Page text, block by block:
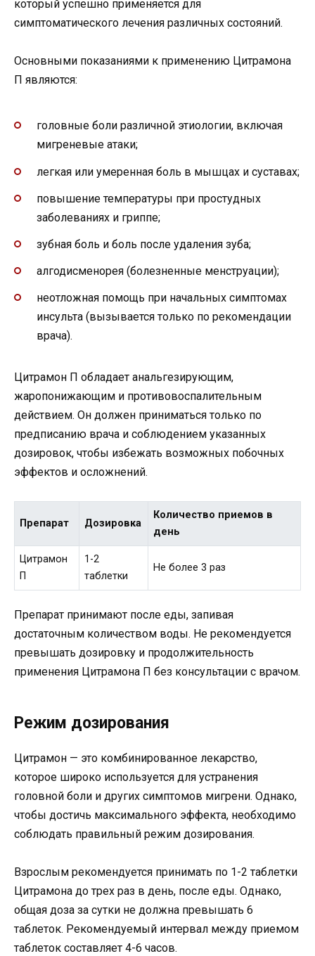
который успешно применяется для
симптоматического лечения различных состояний.
Основными показаниями к применению Цитрамона
П являются:
головные боли различной этиологии, включая
мигреневые атаки;
легкая или умеренная боль в мышцах и суставах;
повышение температуры при простудных
заболеваниях и гриппе;
зубная боль и боль после удаления зуба;
алгодисменорея (болезненные менструации);
неотложная помощь при начальных симптомах
инсульта (вызывается только по рекомендации
врача).
Цитрамон П обладает анальгезирующим,
жаропонижающим и противовоспалительным
действием. Он должен приниматься только по
предписанию врача и соблюдением указанных
дозировок, чтобы избежать возможных побочных
эффектов и осложнений.
Препарат Дозировка
Количество приемов в
день
Цитрамон
П
1-2
таблетки
Не более 3 раз
Препарат принимают после еды, запивая
достаточным количеством воды. Не рекомендуется
превышать дозировку и продолжительность
применения Цитрамона П без консультации с врачом.
Режим дозирования
Цитрамон — это комбинированное лекарство,
которое широко используется для устранения
головной боли и других симптомов мигрени. Однако,
чтобы достичь максимального эффекта, необходимо
соблюдать правильный режим дозирования.
Взрослым рекомендуется принимать по 1-2 таблетки
Цитрамона до трех раз в день, после еды. Однако,
общая доза за сутки не должна превышать 6
таблеток. Рекомендуемый интервал между приемом
таблеток составляет 4-6 часов.